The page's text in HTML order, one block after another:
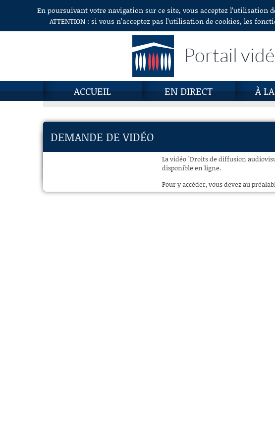
Aller au contenuEn poursuivant votre navigation sur ce site, vous acceptez l’utilisation
ATTENTION : si vous n’acceptez pas l’utilisation de cookies, les
Portail
ACCUEIL EN DIRECT À
DEMANDE DE VIDÉO
La vidéo "Droits de diffusion
disponible en ligne.
Pour y accéder, vous devez au